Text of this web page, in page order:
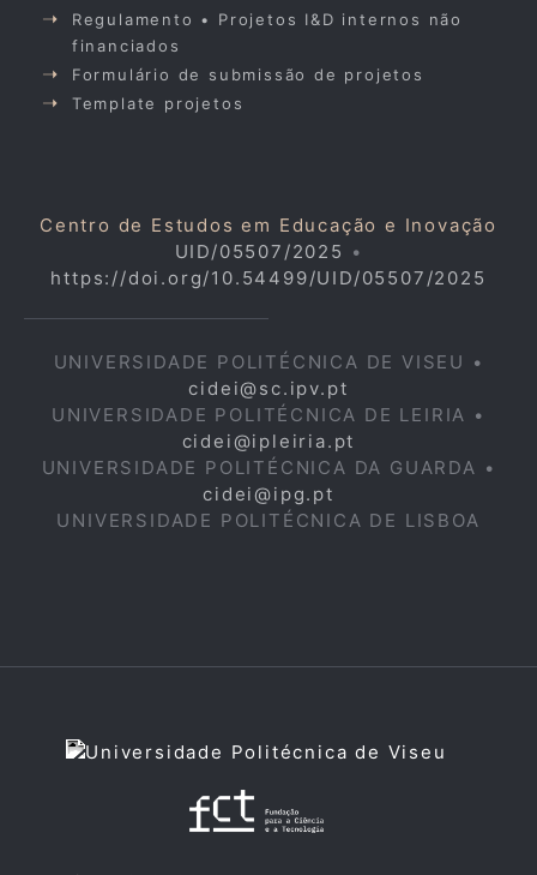
Regulamento • Projetos I&D internos não
financiados
Formulário de submissão de projetos
Template projetos
Centro de Estudos em Educação e Inovação
UID/05507/2025 •
https://doi.org/10.54499/UID/05507/2025
UNIVERSIDADE POLITÉCNICA DE VISEU •
cidei@sc.ipv.pt
UNIVERSIDADE POLITÉCNICA DE LEIRIA •
cidei@ipleiria.pt
UNIVERSIDADE POLITÉCNICA DA GUARDA •
cidei@ipg.pt
UNIVERSIDADE POLITÉCNICA DE LISBOA